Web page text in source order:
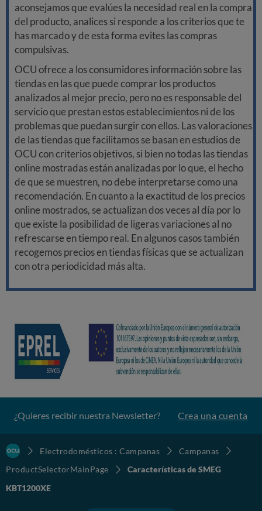
aconsejamos que evalúes la necesidad real en la compra
del producto, analices si responde a los criterios que te
has marcado y de esta forma evites las compras
compulsivas.
OCU ofrece a los consumidores información sobre las
tiendas en las que puede comprar los productos
analizados al mejor precio, pero no es responsable del
servicio que prestan estos establecimientos ni de los
problemas que puedan surgir con ellos. Las valoraciones
de las tiendas que facilitamos se basan en estudios de
OCU con criterios objetivos, si bien no todas las tiendas
online mostradas están analizadas por lo que, el hecho
de que se muestren, no debe interpretarse como una
recomendación. En cuanto a la exactitud de los precios
online mostrados, se actualizan dos veces al día por lo
que existe la posibilidad de ligeras variaciones al no
refrescarse en tiempo real. En algunos casos también
recogemos precios en tiendas físicas que se actualizan
con otra periodicidad más alta.
¿Quieres recibir nuestra Newsletter? Crea una cuenta
Electrodomésticos : Campanas
Campanas
ProductSelectorMainPage
Características de SMEG
KBT1200XE